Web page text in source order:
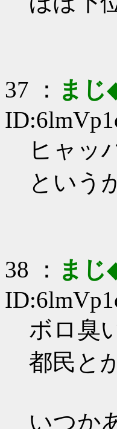
37 ： まじ
ヒャッ
という
38 ： まじ
ボロ臭
都民と
いつか